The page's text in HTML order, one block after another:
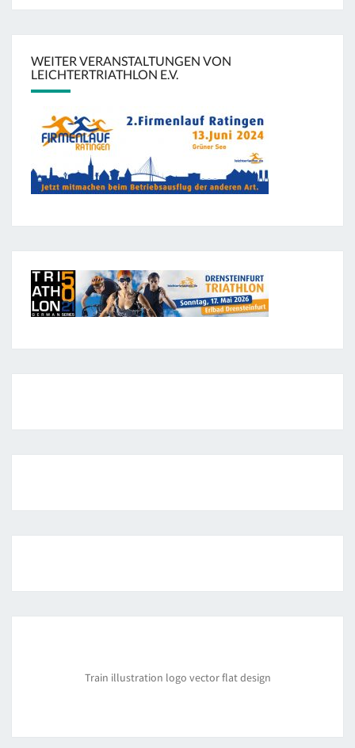
WEITER VERANSTALTUNGEN VON
LEICHTERTRIATHLON E.V.
Train illustration logo vector flat design